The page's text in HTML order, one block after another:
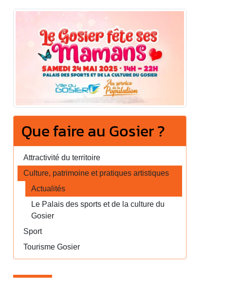
Que faire au Gosier ?
Attractivité du territoire
Culture, patrimoine et pratiques artistiques
Actualités
Le Palais des sports et de la culture du
Gosier
Sport
Tourisme Gosier